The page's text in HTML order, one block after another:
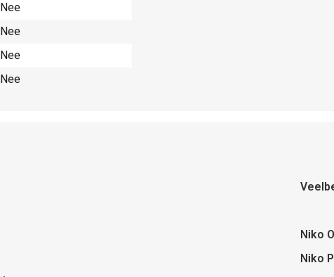
Nee
Nee
Nee
Nee
Niko
Niko